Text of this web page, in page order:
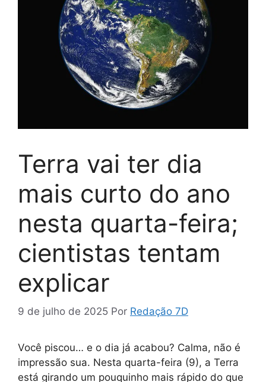
Terra vai ter dia
mais curto do ano
nesta quarta-feira;
cientistas tentam
explicar
9 de julho de 2025 Por Redação 7D
Você piscou… e o dia já acabou? Calma, não é
impressão sua. Nesta quarta-feira (9), a Terra
está girando um pouquinho mais rápido do que